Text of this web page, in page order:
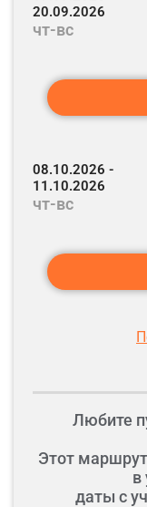
20.09.2026
чт-вс
08.10.2026 -
11.10.2026
чт-вс
Любите
Этот
в
даты с